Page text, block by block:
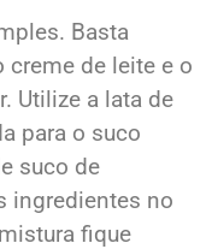
Basta
creme de leite e o
Utilize a lata de
para o suco
suco de
ingredientes no
fique